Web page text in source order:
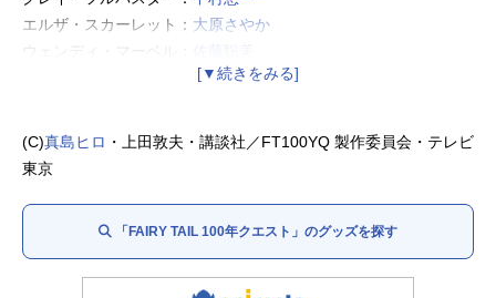
エルザ・スカーレット： 大原さやか
エレフセリア： 麦人
メルクフォビア：
キリア：内山夕実
マッドモール：山本格
スカリオン：浜田賢二
(C)真島ヒロ ・上田敦夫・講談社／FT100YQ 製作委員会・テレビ
東京
「FAIRY TAIL 100年クエスト」のグッズを探す